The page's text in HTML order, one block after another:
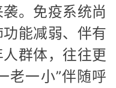
。免疫系统尚
能减弱、伴有
群体，往往更
老一小”伴随呼